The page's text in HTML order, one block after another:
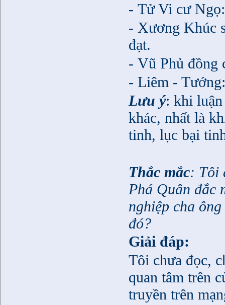
- Tử Vi cư
- Xương Khúc
đạt.
- Vũ Phủ đồng
- Liêm -
Lưu ý: khi luận
khác, nhất là
tinh, lục bại
Thắc mắc: Tôi
Phá Quân đắc
nghiệp cha
đó?
Giải đáp:
Tôi chưa đọc,
quan tâm trên
truyền trên